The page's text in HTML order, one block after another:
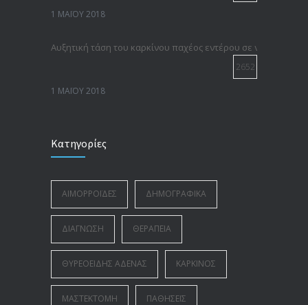
1 ΜΑΪ́ΟΥ 2018
Αυξητική τάση του καρκίνου παχέος εντέρου σε νεότερες
2652
1 ΜΑΪ́ΟΥ 2018
Καρκίνος του Παχέος Εντέρου: Σημασία μίας έγκαιρης
3 ΑΠΡΙΛΊΟΥ 2018
Κατηγορίες
ΑΙΜΟΡΡΟΪ́ΔΕΣ ΔΗΜΟΓΡΑΦΙΚΆ
ΔΙΆΓΝΩΣΗ ΘΕΡΑΠΕΊΑ
ΘΥΡΕΟΕΙΔΉΣ ΑΔΈΝΑΣ ΚΑΡΚΊΝΟΣ
ΜΑΣΤΕΚΤΟΜΉ ΠΑΘΉΣΕΙΣ